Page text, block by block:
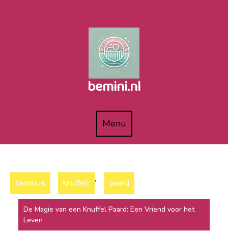
bemini.nl
MenuMenu
bemini.nl knuffels , paard
De Magie van een Knuffel Paard: Een Vriend voor het
Leven